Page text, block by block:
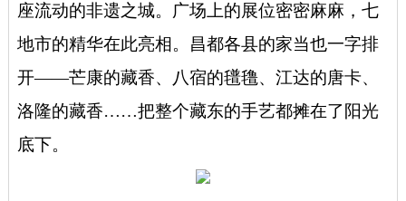
座流动的非遗之城。广场上的展位密密麻麻，七
地市的精华在此亮相。昌都各县的家当也一字排
开——芒康的藏香、八宿的氆氇、江达的唐卡、
洛隆的藏香……把整个藏东的手艺都摊在了阳光
底下。